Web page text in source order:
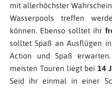
mit allerhöchster
Wasserpools treffen
können. Ebenso solltet ihr
solltet Spaß an Ausflügen
Action und Spaß
meisten Touren liegt bei 14
Seid ihr einmal in einer